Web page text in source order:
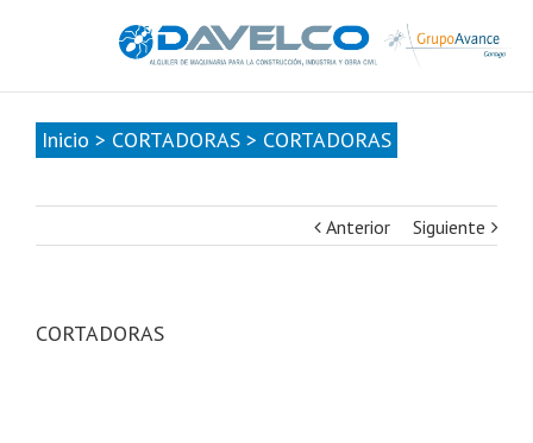
Inicio > CORTADORAS > CORTADORAS
Anterior Siguiente
CORTADORAS